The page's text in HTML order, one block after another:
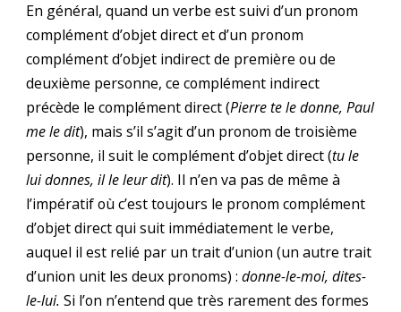
En général, quand un verbe est suivi d’un pronom
complément d’objet direct et d’un pronom
complément d’objet indirect de première ou de
deuxième personne, ce complément indirect
précède le complément direct (Pierre te le donne, Paul
me le dit), mais s’il s’agit d’un pronom de troisième
personne, il suit le complément d’objet direct (tu le
lui donnes, il le leur dit). Il n’en va pas de même à
l’impératif où c’est toujours le pronom complément
d’objet direct qui suit immédiatement le verbe,
auquel il est relié par un trait d’union (un autre trait
d’union unit les deux pronoms) :donne-le-moi, dites-
le-lui. Si l’on n’entend que très rarement des formes